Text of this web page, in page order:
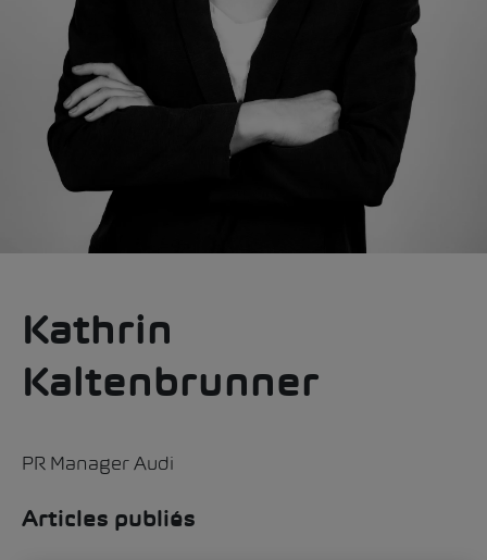
Kathrin
Kaltenbrunner
PR Manager Audi
Articles publiés